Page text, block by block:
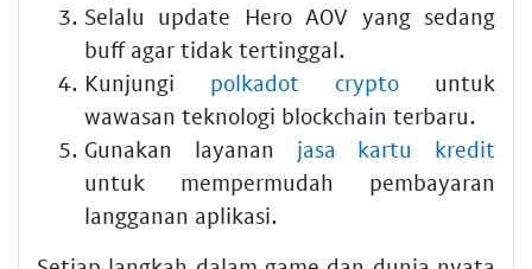
Selalu update Hero AOV yang sedang
buff agar tidak tertinggal.
Kunjungi polkadot crypto untuk
wawasan teknologi blockchain terbaru.
Gunakan layanan jasa kartu kredit
untuk mempermudah pembayaran
langganan aplikasi.